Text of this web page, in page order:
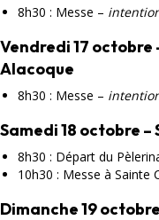
8h30 : Messe –
Vendredi 17
Alacoque
8h30 : Messe –
Samedi 18 octobre
8h30 : Départ du
10h30 : Messe à Sainte
Dimanche 19